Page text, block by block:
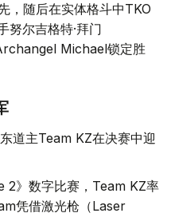
，随后在实体格斗中TKO
尔吉格特·拜门
Michael锁定胜
道主Team KZ在决赛中迎
2》数字比赛，Team KZ率
凭借激光枪（Laser